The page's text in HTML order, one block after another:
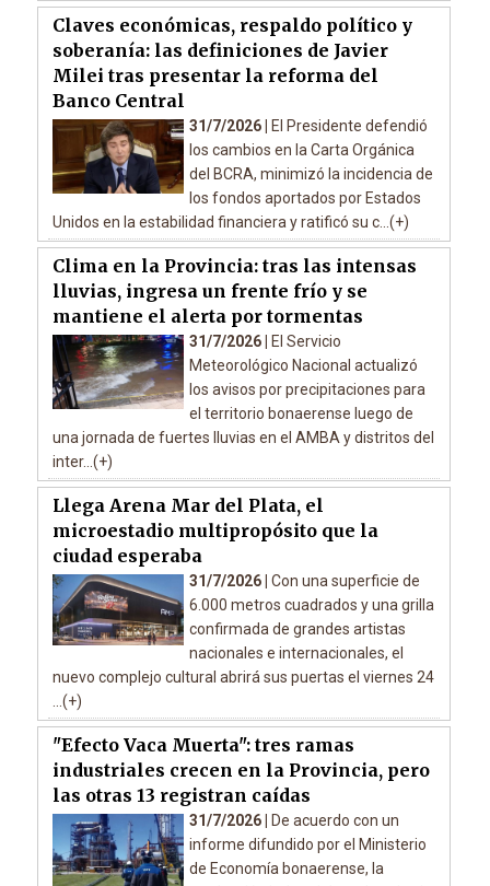
Claves económicas, respaldo político y
soberanía: las definiciones de Javier
Milei tras presentar la reforma del
Banco Central
31/7/2026 |
El Presidente defendió
los cambios en la Carta Orgánica
del BCRA, minimizó la incidencia de
los fondos aportados por Estados
Unidos en la estabilidad financiera y ratificó su c...(+)
Clima en la Provincia: tras las intensas
lluvias, ingresa un frente frío y se
mantiene el alerta por tormentas
31/7/2026 |
El Servicio
Meteorológico Nacional actualizó
los avisos por precipitaciones para
el territorio bonaerense luego de
una jornada de fuertes lluvias en el AMBA y distritos del
inter...(+)
Llega Arena Mar del Plata, el
microestadio multipropósito que la
ciudad esperaba
31/7/2026 | Con una superficie de
6.000 metros cuadrados y una grilla
confirmada de grandes artistas
nacionales e internacionales, el
nuevo complejo cultural abrirá sus puertas el viernes 24
...(+)
"Efecto Vaca Muerta": tres ramas
industriales crecen en la Provincia, pero
las otras 13 registran caídas
31/7/2026 |
De acuerdo con un
informe difundido por el Ministerio
de Economía bonaerense, la